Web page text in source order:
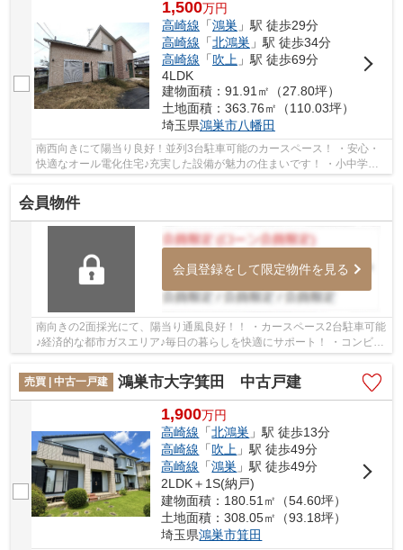
1,500万円
高崎線 「鴻巣 」駅 徒歩29分
高崎線 「北鴻巣 」駅 徒歩34分
高崎線 「吹上 」駅 徒歩69分
4LDK
建物面積：91.91㎡（27.80坪）
土地面積：363.76㎡（110.03坪）
埼玉県鴻巣市八幡田
南西向きにて陽当り良好！並列3台駐車可能のカースペース！ ・安心・
快適なオール電化住宅♪充実した設備が魅力の住まいです！ ・小中学校
やスーパーが徒歩圏内で生活便利♪ いつでも...
会員物件
会員登録をして限定物件を見る
南向きの2面採光にて、陽当り通風良好！！ ・カースペース2台駐車可能
♪経済的な都市ガスエリア♪毎日の暮らしを快適にサポート！ ・コンビニ
やスーパーなどが徒歩圏内で、買い物便利♪ ...
売買 | 中古一戸建
鴻巣市大字箕田 中古戸建
1,900万円
高崎線 「北鴻巣 」駅 徒歩13分
高崎線 「吹上 」駅 徒歩49分
高崎線 「鴻巣 」駅 徒歩49分
2LDK＋1S(納戸)
建物面積：180.51㎡（54.60坪）
土地面積：308.05㎡（93.18坪）
埼玉県鴻巣市箕田